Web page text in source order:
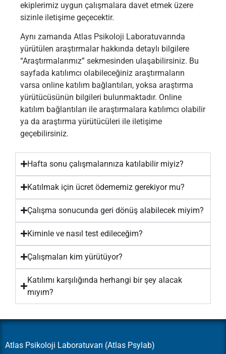
ekiplerimiz uygun çalışmalara davet etmek üzere
sizinle iletişime geçecektir.
Aynı zamanda Atlas Psikoloji Laboratuvarında
yürütülen araştırmalar hakkında detaylı bilgilere
“Araştırmalarımız” sekmesinden ulaşabilirsiniz. Bu
sayfada katılımcı olabileceğiniz araştırmaların
varsa online katılım bağlantıları, yoksa araştırma
yürütücüsünün bilgileri bulunmaktadır. Online
katılım bağlantıları ile araştırmalara katılımcı olabilir
ya da araştırma yürütücüleri ile iletişime
geçebilirsiniz.
Hafta sonu çalışmalarınıza katılabilir miyiz?
Katılmak için ücret ödememiz gerekiyor mu?
Çalışma sonucunda geri dönüş alabilecek miyim?
Kiminle ve nasıl test edileceğim?
Çalışmaları kim yürütüyor?
Katılımı karşılığında herhangi bir şey alacak
mıyım?
Atlas Psikoloji Laboratuvarı (Atlas Psylab)